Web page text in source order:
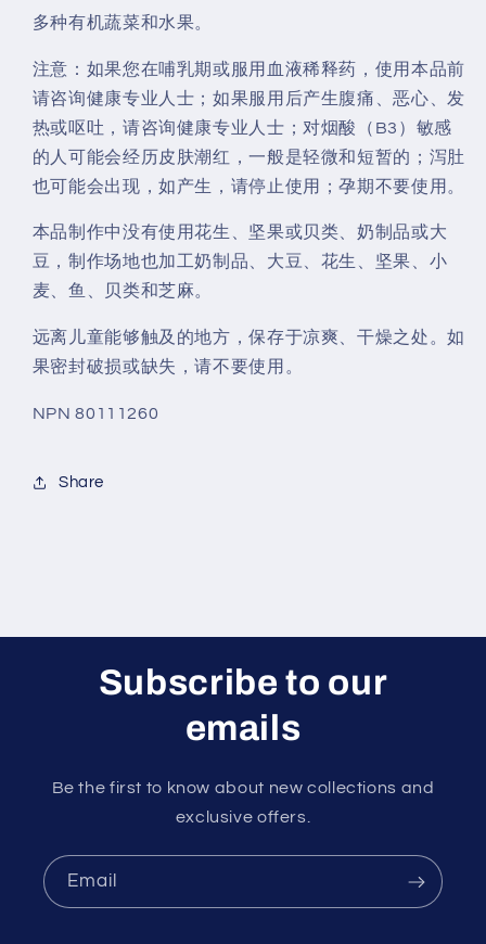
多种有机蔬菜和水果。
注意：如果您在哺乳期或服用血液稀释药，使用本品前
请咨询健康专业人士；如果服用后产生腹痛、恶心、发
热或呕吐，请咨询健康专业人士；对烟酸（B3）敏感
的人可能会经历皮肤潮红，一般是轻微和短暂的；泻肚
也可能会出现，如产生，请停止使用；孕期不要使用。
本品制作中没有使用花生、坚果或贝类、奶制品或大
豆，制作场地也加工奶制品、大豆、花生、坚果、小
麦、鱼、贝类和芝麻。
远离儿童能够触及的地方，保存于凉爽、干燥之处。如
果密封破损或缺失，请不要使用。
NPN 80111260
Share
Subscribe to our
emails
Be the first to know about new collections and
exclusive offers.
Email